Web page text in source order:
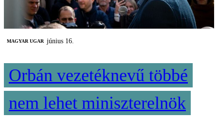
MAGYAR UGAR június 16.
Orbán vezetéknevű többé
nem lehet miniszterelnök